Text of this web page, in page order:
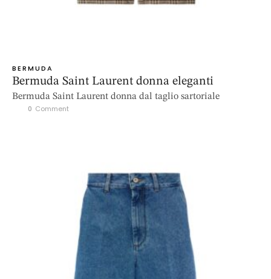
BERMUDA
Bermuda Saint Laurent donna eleganti
Bermuda Saint Laurent donna dal taglio sartoriale
0 Comment